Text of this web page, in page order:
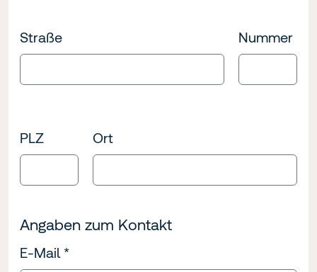
Straße Nummer
PLZ Ort
Angaben zum Kontakt
E-Mail *